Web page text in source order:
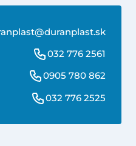
032 776 2561
0905 780 862
032 776 2525